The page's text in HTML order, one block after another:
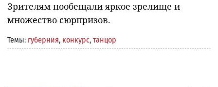
Зрителям пообещали яркое зрелище и
множество сюрпризов.
Темы: губерния, конкурс, танцор